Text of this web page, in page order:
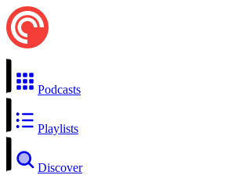
Podcasts
Playlists
Discover